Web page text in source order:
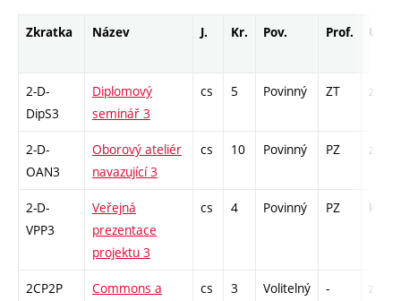
Zkratka Název J. Kr. Pov. Prof. Uk.
2-D-
DipS3
Diplomový
seminář 3
cs 5 Povinný ZT zá
2-D-
OAN3
Oborový ateliér
navazující 3
cs 10 Povinný PZ zá
2-D-
VPP3
Veřejná
prezentace
projektu 3
cs 4 Povinný PZ kol
2CP2P
Commons a
cs 3 Volitelný - zá